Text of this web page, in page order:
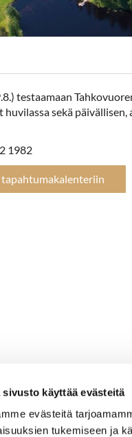
sivusto käyttää evästeitä
evästeitä
tukemiseen ja
testaamaan
sekä
1982